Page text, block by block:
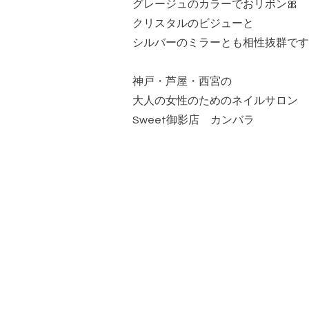
グレージュのカラーでおリボン🎀
クリスタルのビジューと
シルバーのミラーとも相性抜群で
神戸・芦屋・西宮の
大人の女性のためのネイルサロン
Sweet御影店 カンバラ